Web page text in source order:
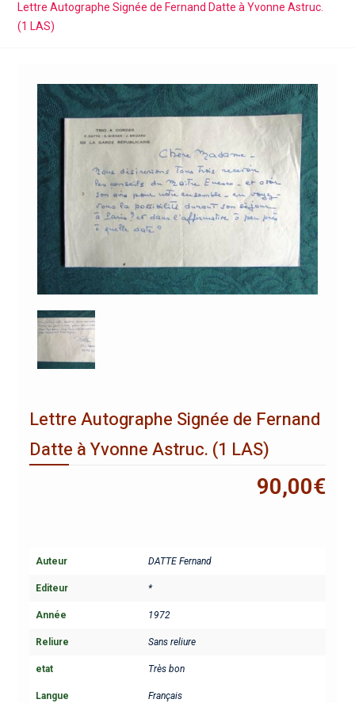
Lettre Autographe Signée de Fernand Datte à Yvonne Astruc.
(1 LAS)
Lettre Autographe Signée de Fernand
Datte à Yvonne Astruc. (1 LAS)
90,00€
Auteur DATTE Fernand
Editeur *
Année 1972
Reliure Sans reliure
etat Très bon
Langue Français